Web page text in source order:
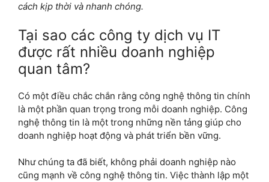
cách kịp thời và nhanh chóng.
Tại sao các công ty dịch vụ IT
được rất nhiều doanh nghiệp
quan tâm?
Có một điều chắc chắn rằng công nghệ thông tin chính
là một phần quan trọng trong mỗi doanh nghiệp. Công
nghệ thông tin là một trong những nền tảng giúp cho
doanh nghiệp hoạt động và phát triển bền vững.
Như chúng ta đã biết, không phải doanh nghiệp nào
cũng mạnh về công nghệ thông tin. Việc thành lập một